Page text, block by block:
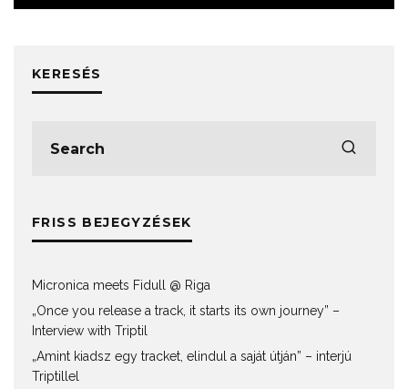
KERESÉS
FRISS BEJEGYZÉSEK
Micronica meets Fidull @ Riga
„Once you release a track, it starts its own journey” –
Interview with Triptil
„Amint kiadsz egy tracket, elindul a saját útján” – interjú
Triptillel